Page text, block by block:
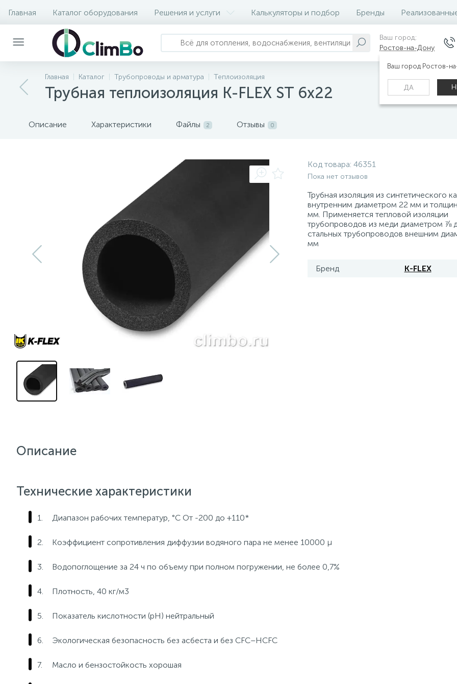
Главная Каталог оборудования Решения и услуги Калькуляторы и подбор Бренды
Ваш город:
Ростов-на-Дону
Ваш город Ростов-
ДА
Главная Каталог Трубопроводы и арматура Теплоизоляция
Трубная теплоизоляция K-FLEX ST 6x22
Описание Характеристики Файлы 2 Отзывы 0
Код товара: 46351
Пока нет отзывов
Трубная изоляция из синтетического
внутренним диаметром 22 мм и
мм. Применяется тепловой изоляции
трубопроводов из меди диаметром ⅞
стальных трубопроводов внешним
мм
Бренд K-FLEX
Описание
Технические характеристики
Диапазон рабочих температур, °C От -200 до +110*
Коэффициент сопротивления диффузии водяного пара не менее 10000 μ
Водопоглощение за 24 ч по объему при полном погружении, не более 0,7%
Плотность, 40 кг/м3
Показатель кислотности (pH) нейтральный
Экологическая безопасность без асбеста и без CFC–HCFC
Масло и бензостойкость хорошая